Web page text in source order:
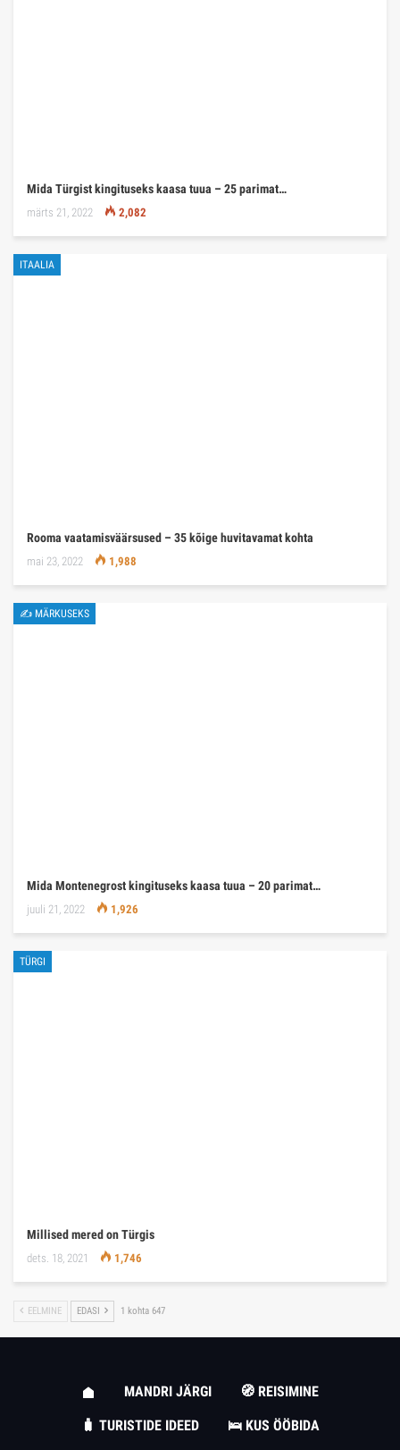
Mida Türgist kingituseks kaasa tuua – 25 parimat…
märts 21, 2022 2,082
ITAALIA
Rooma vaatamisväärsused – 35 kõige huvitavamat kohta
mai 23, 2022 1,988
✍ MÄRKUSEKS
Mida Montenegrost kingituseks kaasa tuua – 20 parimat…
juuli 21, 2022 1,926
TÜRGI
Millised mered on Türgis
dets. 18, 2021 1,746
EELMINE EDASI 1 kohta 647
MANDRI JÄRGI
🧭 REISIMINE
🧳 TURISTIDE IDEED
🛌 KUS ÖÖBIDA